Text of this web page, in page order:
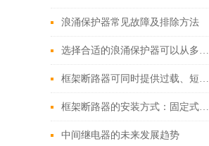
浪涌保护器常见故障及排除方法
选择合适的浪涌保护器可以从多个角度探讨
框架断路器可同时提供过载、短路、漏电保护功能
框架断路器的安装方式：固定式，插入式，抽出式
中间继电器的未来发展趋势